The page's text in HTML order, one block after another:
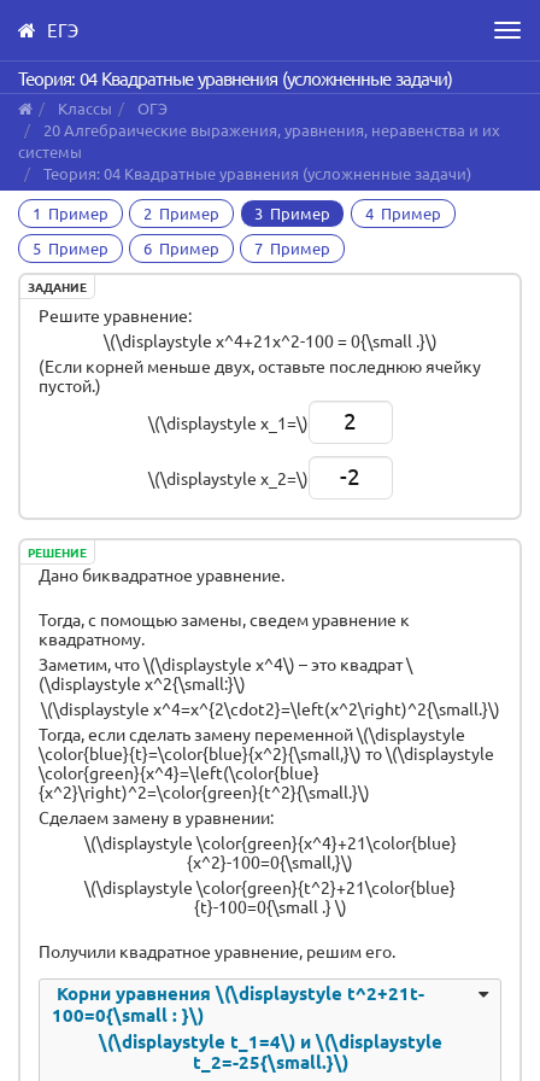
Skip
to
main
content
ЕГЭ
Теория: 04 Квадратные уравнения (усложненные задачи)
Классы
ОГЭ
20 Алгебраические выражения, уравнения, неравенства и их
системы
Теория: 04 Квадратные уравнения (усложненные задачи)
1 Пример
2 Пример 3 Пример
4 Пример
5 Пример
6 Пример 7 Пример
ЗАДАНИЕ
Решите уравнение:
\(\displaystyle x^4+21x^2-100 = 0{\small .}\)
(Если корней меньше двух, оставьте последнюю ячейку
пустой.)
\(\displaystyle x_1=\)
2
\(\displaystyle x_2=\) -2
РЕШЕНИЕ
Дано биквадратное уравнение.
Тогда, с помощью замены, сведем уравнение к
квадратному.
Заметим, что \(\displaystyle x^4\) – это квадрат \
(\displaystyle x^2{\small:}\)
\(\displaystyle x^4=x^{2\cdot2}=\left(x^2\right)^2{\small.}\)
Тогда, если сделать замену переменной \(\displaystyle
\color{blue}{t}=\color{blue}{x^2}{\small,}\) то \(\displaystyle
\color{green}{x^4}=\left(\color{blue}
{x^2}\right)^2=\color{green}{t^2}{\small.}\)
Сделаем замену в уравнении:
\(\displaystyle \color{green}{x^4}+21\color{blue}
{x^2}-100=0{\small,}\)
\(\displaystyle \color{green}{t^2}+21\color{blue}
{t}-100=0{\small .} \)
Получили квадратное уравнение, решим его.
Корни уравнения \(\displaystyle t^2+21t-
100=0{\small : }\)
\(\displaystyle t_1=4\) и \(\displaystyle
t_2=-25{\small.}\)